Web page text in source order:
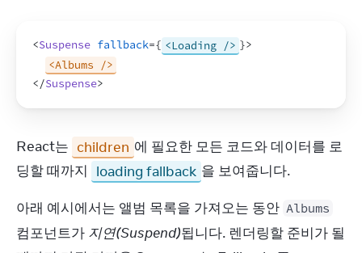
<Suspense fallback={ <Loading /> }>
<Albums />
</Suspense>
React는 children 에 필요한 모든 코드와 데이터를 로
딩할 때까지 loading fallback 을 보여줍니다.
아래 예시에서는 앨범 목록을 가져오는 동안 Albums
컴포넌트가 지연(Suspend)됩니다. 렌더링할 준비가 될